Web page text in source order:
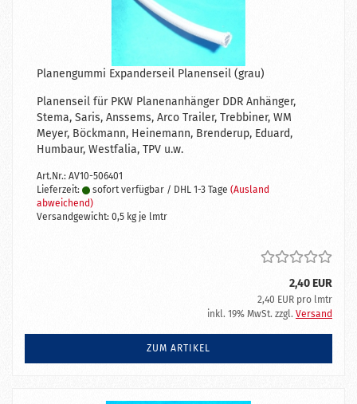
Planengummi Expanderseil Planenseil (grau)
Planenseil für PKW Planenanhänger DDR Anhänger,
Stema, Saris, Anssems, Arco Trailer, Trebbiner, WM
Meyer, Böckmann, Heinemann, Brenderup, Eduard,
Humbaur, Westfalia, TPV u.w.
Art.Nr.: AV10-506401
Lieferzeit:
sofort verfügbar / DHL 1-3 Tage (Ausland
abweichend)
Versandgewicht: 0,5 kg je lmtr
2,40 EUR
2,40 EUR pro lmtr
inkl. 19% MwSt. zzgl. Versand
ZUM ARTIKEL